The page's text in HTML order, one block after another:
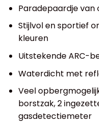
Paradepaardje
Stijlvol en sportief
kleuren
Uitstekende ARC-
Waterdicht met
Veel
borstzak, 2
gasdetectiemeter